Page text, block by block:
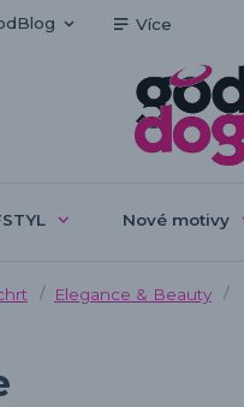
Více
Nové motivy
Elegance & Beauty